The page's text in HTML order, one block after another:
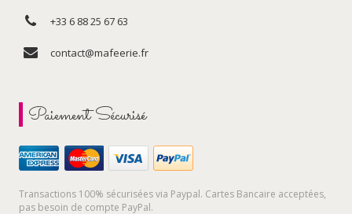
+33 6 88 25 67 63
contact@mafeerie.fr
Paiement Sécurisé
Transactions 100% sécurisées via Paypal. Cartes Bancaire acceptées,
pas besoin de compte PayPal.